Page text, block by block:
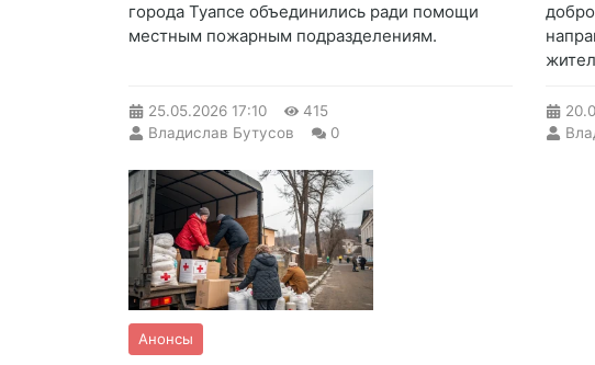
города Туапсе объединились ради помощи
местным пожарным подразделениям.
25.05.2026 17:10
415
Владислав Бутусов
0
Анонсы